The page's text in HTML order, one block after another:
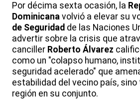
Por décima sexta ocasión, la
Dominicana volvió a elevar su
de Seguridad de las Naciones
advertir sobre la crisis que
canciller Roberto Álvarez
como un "colapso humano,
seguridad acelerado" que
estabilidad del vecino país, sino
región en su conjunto.